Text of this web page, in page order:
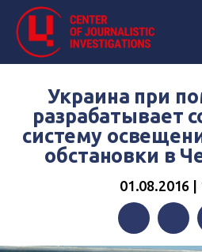
Украина при
разрабатывает
систему
обстановки в
01.08.2016 |